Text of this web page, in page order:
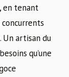
en tenant
artisan du
qu’une